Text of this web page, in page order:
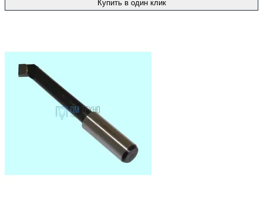
Купить в один клик